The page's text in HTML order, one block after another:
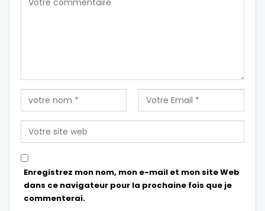
Enregistrez mon nom, mon e-mail et mon site Web
dans ce navigateur pour la prochaine fois que je
commenterai.